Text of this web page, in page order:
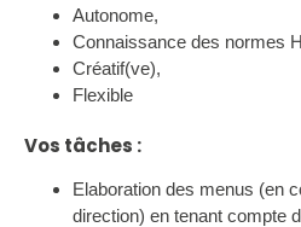
Autonome,
Connaissance des normes
Créatif(ve),
Flexible
Vos tâches :
Elaboration des menus (en
direction) en tenant compte